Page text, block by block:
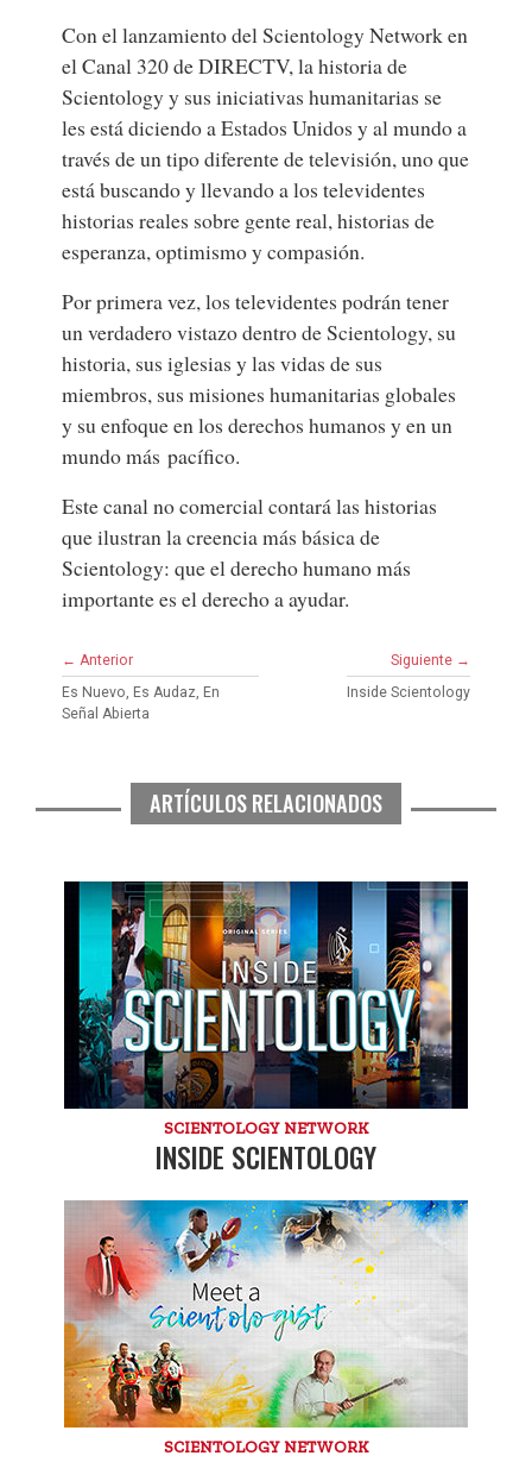
Con el lanzamiento del Scientology Network en
el Canal 320 de DIRECTV, la historia de
Scientology y sus iniciativas humanitarias se
les está diciendo a Estados Unidos y al mundo a
través de un tipo diferente de televisión, uno que
está buscando y llevando a los televidentes
historias reales sobre gente real, historias de
esperanza, optimismo y compasión.
Por primera vez, los televidentes podrán tener
un verdadero vistazo dentro de Scientology, su
historia, sus iglesias y las vidas de sus
miembros, sus misiones humanitarias globales
y su enfoque en los derechos humanos y en un
mundo más pacífico.
Este canal no comercial contará las historias
que ilustran la creencia más básica de
Scientology: que el derecho humano más
importante es el derecho a ayudar.
← Anterior
Es Nuevo, Es Audaz, En
Señal Abierta
Siguiente →
Inside Scientology
ARTÍCULOS RELACIONADOS
SCIENTOLOGY NETWORK
INSIDE SCIENTOLOGY
SCIENTOLOGY NETWORK